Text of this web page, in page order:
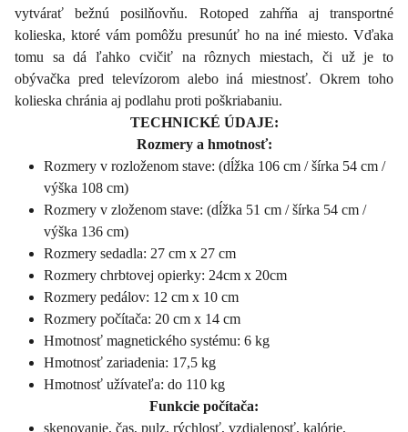
vytvárať bežnú posilňovňu. Rotoped zahŕňa aj transportné
kolieska, ktoré vám pomôžu presunúť ho na iné miesto. Vďaka
tomu sa dá ľahko cvičiť na rôznych miestach, či už je to
obývačka pred televízorom alebo iná miestnosť. Okrem toho
kolieska chránia aj podlahu proti poškriabaniu.
TECHNICKÉ ÚDAJE:
Rozmery a hmotnosť:
Rozmery v rozloženom stave: (dĺžka 106 cm / šírka 54 cm /
výška 108 cm)
Rozmery v zloženom stave: (dĺžka 51 cm / šírka 54 cm /
výška 136 cm)
Rozmery sedadla: 27 cm x 27 cm
Rozmery chrbtovej opierky: 24cm x 20cm
Rozmery pedálov: 12 cm x 10 cm
Rozmery počítača: 20 cm x 14 cm
Hmotnosť magnetického systému: 6 kg
Hmotnosť zariadenia: 17,5 kg
Hmotnosť užívateľa: do 110 kg
Funkcie počítača:
skenovanie, čas, pulz, rýchlosť, vzdialenosť, kalórie,